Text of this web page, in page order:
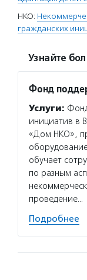
НКО:
гражданских
Узнайте
Фонд
Услуги:
инициатив в
«Дом НКО»,
обучает
по разным
проведение…
Подробнее